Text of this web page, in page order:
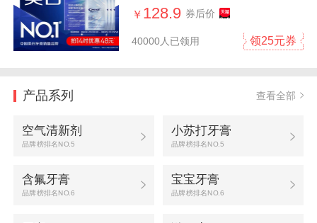
￥ 128.9 券后价
40000人已领用 领25元券
产品系列 查看全部
空气清新剂
品牌榜排名NO.5
小苏打牙膏
品牌榜排名NO.5
含氟牙膏
品牌榜排名NO.6
宝宝牙膏
品牌榜排名NO.6